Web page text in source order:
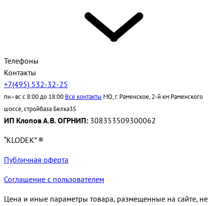
Телефоны
Контакты
+7(495) 532-32-25
пн–вс с 8:00 до 18:00 Все контакты МО, г. Раменское, 2-й км Раменского
шоссе, стройбаза Белка35
ИП Клопов А.В. ОГРНИП: 308353509300062
“KLODEK” ®
Публичная оферта
Соглашение с пользователем
Цена и иные параметры товара, размещенные на сайте, не